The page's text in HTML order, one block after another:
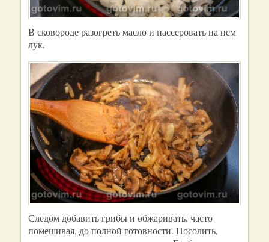
В сковороде разогреть масло и пассеровать на нем
лук.
Следом добавить грибы и обжаривать, часто
помешивая, до полной готовности. Посолить,